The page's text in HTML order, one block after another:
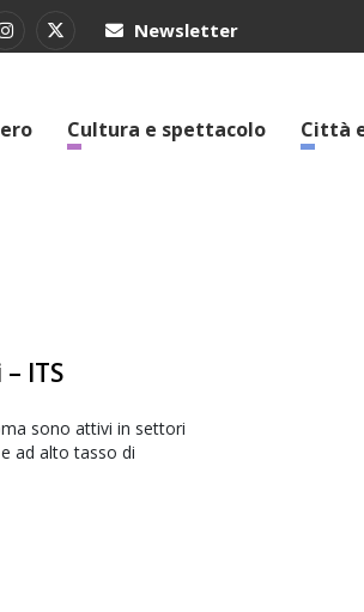
Newsletter
Cultura e spettacolo Città
ITS
sono attivi in settori
ad alto tasso di